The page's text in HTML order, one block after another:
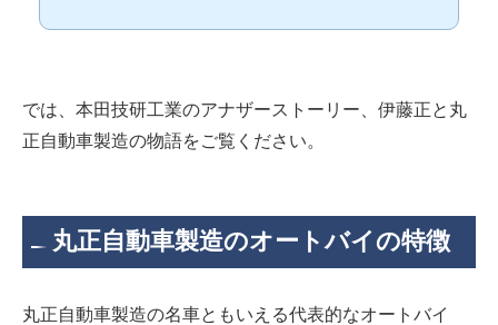
では、本田技研工業のアナザーストーリー、伊藤正と丸
正自動車製造の物語をご覧ください。
丸正自動車製造のオートバイの特徴
丸正自動車製造の名車ともいえる代表的なオートバイ